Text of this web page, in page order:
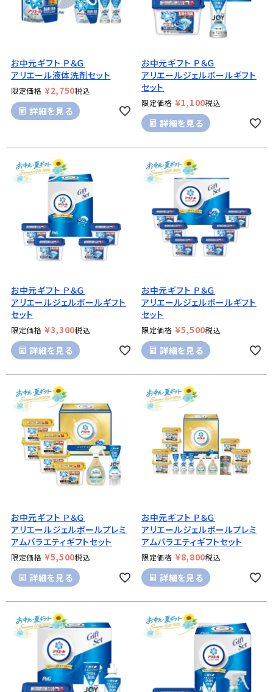
お中元ギフト Ｐ＆Ｇ
アリエール液体洗剤セット
限定価格 ¥2,750税込
詳細を見る
お中元ギフト Ｐ＆Ｇ
アリエールジェルボールギフト
セット
限定価格 ¥1,100税込
詳細を見る
お中元ギフト Ｐ＆Ｇ
アリエールジェルボールギフト
セット
限定価格 ¥3,300税込
詳細を見る
お中元ギフト Ｐ＆Ｇ
アリエールジェルボールギフト
セット
限定価格 ¥5,500税込
詳細を見る
お中元ギフト Ｐ＆Ｇ
アリエールジェルボールプレミ
アムバラエティギフトセット
限定価格 ¥5,500税込
詳細を見る
お中元ギフト Ｐ＆Ｇ
アリエールジェルボールプレミ
アムバラエティギフトセット
限定価格 ¥8,800税込
詳細を見る